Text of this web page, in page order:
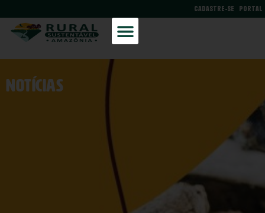
PORTAL
CADASTRE-SE
NOtícias